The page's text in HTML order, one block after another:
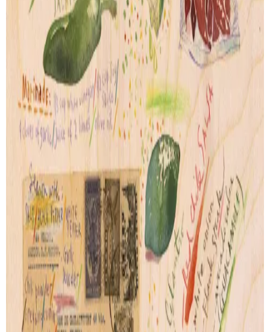
Carrot Cake II
Lucile Prache
Artprint
dès € 9.00
Pancakes
Lucile Prache
Artprint
dès € 9.00
VOIR TOUTES SES CRÉATIONS
PAIEMENT SECURISÉ
SUIVI DE LIVRAISON